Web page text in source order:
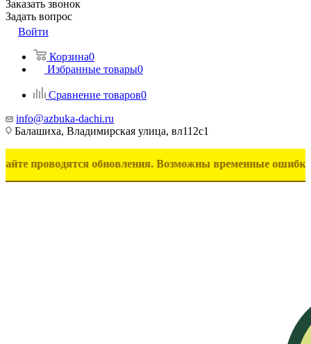
Заказать звонок
Задать вопрос
Войти
Корзина0
Избранные товары0
Сравнение товаров0
info@azbuka-dachi.ru
Балашиха, Владимирская улица, вл112с1
обновления. Возможны временные ошибки в